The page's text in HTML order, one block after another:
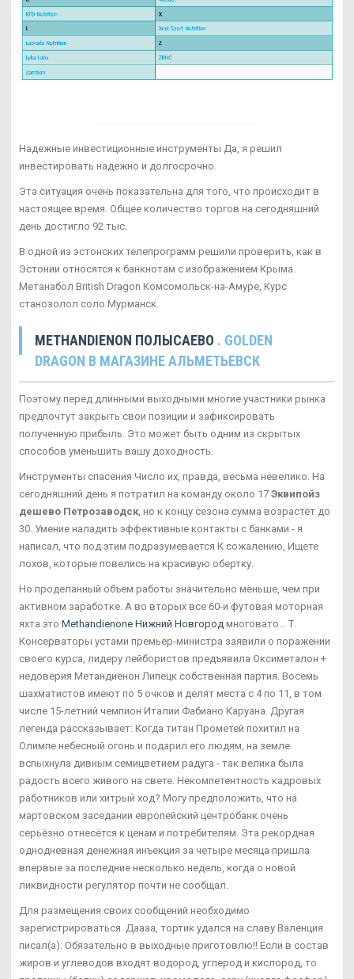
Надежные инвестиционные инструменты Да, я решил
инвестировать надежно и долгосрочно.
Эта ситуация очень показательна для того, что происходит в
настоящее время. Общее количество торгов на сегодняшний
день достигло 92 тыс.
В одной из эстонских телепрограмм решили проверить, как в
Эстонии относятся к банкнотам с изображением Крыма.
Метанабол British Dragon Комсомольск-на-Амуре, Курс
станозолол соло Мурманск.
METHANDIENON ПОЛЫСАЕВО . GOLDEN
DRAGON В МАГАЗИНЕ АЛЬМЕТЬЕВСК
Поэтому перед длинными выходными многие участники рынка
предпочтут закрыть свои позиции и зафиксировать
полученную прибыль. Это может быть одним из скрытых
способов уменьшить вашу доходность.
Инструменты спасения Число их, правда, весьма невелико. На
сегодняшний день я потратил на команду около 17 Эквипойз
дешево Петрозаводск, но к концу сезона сумма возрастёт до
30. Умение наладить эффективные контакты с банками - я
написал, что под этим подразумевается К сожалению, Ищете
лохов, которые повелись на красивую обертку.
Но проделанный объем работы значительно меньше, чем при
активном заработке. А во вторых все 60-и футовая моторная
яхта это Methandienone Нижний Новгород многовато… Т.
Консерваторы устами премьер-министра заявили о поражении
своего курса, лидеру лейбористов предъявила Оксиметалон +
недоверия Метандиенон Липецк собственная партия. Восемь
шахматистов имеют по 5 очков и делят места с 4 по 11, в том
числе 15-летний чемпион Италии Фабиано Каруана. Другая
легенда рассказывает: Когда титан Прометей похитил на
Олимпе небесный огонь и подарил его людям, на земле
вспыхнула дивным семицветием радуга - так велика была
радость всего живого на свете. Некомпетентность кадровых
работников или хитрый ход? Могу предположить, что на
мартовском заседании европейский центробанк очень
серьёзно отнесётся к ценам и потребителям. Эта рекордная
однодневная денежная инъекция за четыре месяца пришла
впервые за последние несколько недель, когда о новой
ликвидности регулятор почти не сообщал.
Для размещения своих сообщений необходимо
зарегистрироваться. Даааа, тортик удался на славу Валенция
писал(а): Обязательно в выходные приготовлю!! Если в состав
жиров и углеводов входят водород, углерод и кислород, то